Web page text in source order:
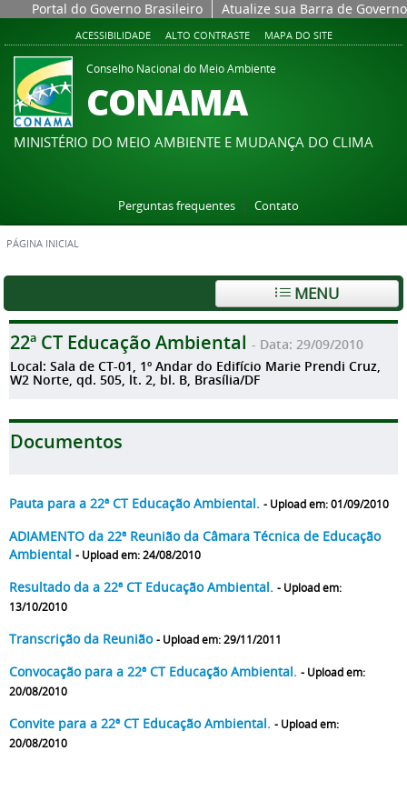
Portal do Governo Brasileiro Atualize sua Barra de Governo
ACESSIBILIDADE ALTO CONTRASTE MAPA DO SITE
Conselho Nacional do Meio Ambiente
CONAMA
MINISTÉRIO DO MEIO AMBIENTE E MUDANÇA DO CLIMA
Perguntas frequentes Contato
PÁGINA INICIAL
MENU
22ª CT Educação Ambiental - Data: 29/09/2010
Local: Sala de CT-01, 1º Andar do Edifício Marie Prendi Cruz,
W2 Norte, qd. 505, lt. 2, bl. B, Brasília/DF
Documentos
Pauta para a 22ª CT Educação Ambiental. - Upload em: 01/09/2010
ADIAMENTO da 22ª Reunião da Câmara Técnica de Educação
Ambiental - Upload em: 24/08/2010
Resultado da a 22ª CT Educação Ambiental. - Upload em:
13/10/2010
Transcrição da Reunião - Upload em: 29/11/2011
Convocação para a 22ª CT Educação Ambiental. - Upload em:
20/08/2010
Convite para a 22ª CT Educação Ambiental. - Upload em:
20/08/2010